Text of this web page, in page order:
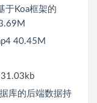
于Koa框架的
40.45M
库的后端数据持